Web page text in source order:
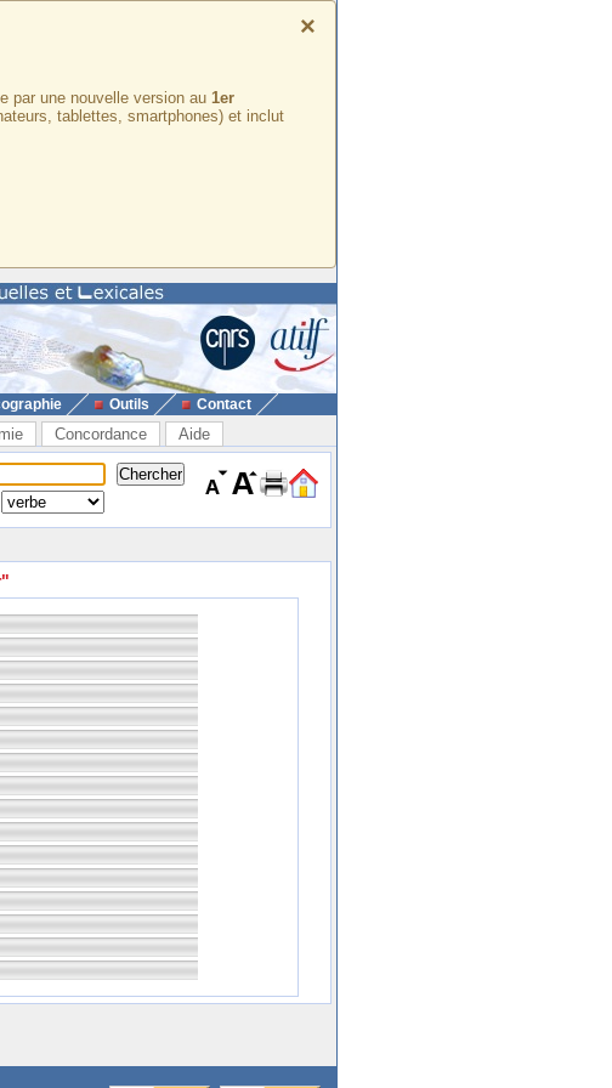
×
par une nouvelle version au 1er
tablettes, smartphones) et inclut
Outils Contact
Concordance Aide